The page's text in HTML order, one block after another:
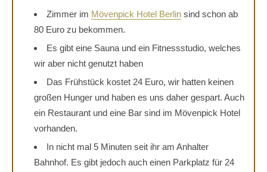
Zimmer im Mövenpick Hotel Berlin sind schon ab
80 Euro zu bekommen.
Es gibt eine Sauna und ein Fitnessstudio, welches
wir aber nicht genutzt haben
Das Frühstück kostet 24 Euro, wir hatten keinen
großen Hunger und haben es uns daher gespart. Auch
ein Restaurant und eine Bar sind im Mövenpick Hotel
vorhanden.
In nicht mal 5 Minuten seit ihr am Anhalter
Bahnhof. Es gibt jedoch auch einen Parkplatz für 24